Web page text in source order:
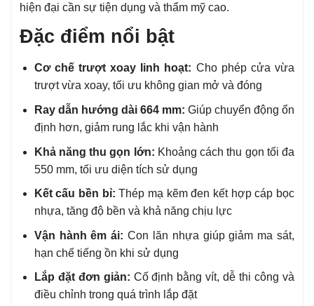
hiện đại cần sự tiện dụng và thẩm mỹ cao.
Đặc điểm nổi bật
Cơ chế trượt xoay linh hoạt: Cho phép cửa vừa
trượt vừa xoay, tối ưu không gian mở và đóng
Ray dẫn hướng dài 664 mm: Giúp chuyển động ổn
định hơn, giảm rung lắc khi vận hành
Khả năng thu gọn lớn: Khoảng cách thu gọn tối đa
550 mm, tối ưu diện tích sử dụng
Kết cấu bền bỉ: Thép mạ kẽm đen kết hợp cáp bọc
nhựa, tăng độ bền và khả năng chịu lực
Vận hành êm ái: Con lăn nhựa giúp giảm ma sát,
hạn chế tiếng ồn khi sử dụng
Lắp đặt đơn giản: Cố định bằng vít, dễ thi công và
điều chỉnh trong quá trình lắp đặt